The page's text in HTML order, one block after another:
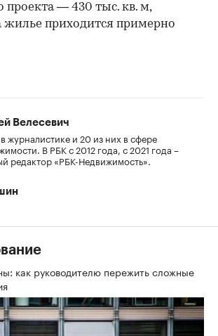
проекта — 430 тыс. кв. м,
жилье приходится примерно
Велесевич
журналистике и 20 из них в сфере
В РБК с 2012 года, с 2021 года –
редактор «РБК-Недвижимость».
как руководителю пережить сложные